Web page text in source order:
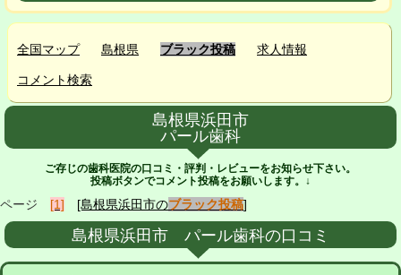
全国マップ 島根県 ブラック投稿 求人情報
コメント検索
島根県浜田市
パール歯科
ご存じの歯科医院の口コミ・評判・レビューをお知らせ下さい。
投稿ボタンでコメント投稿をお願いします。↓
ページ [1] [島根県浜田市のブラック投稿]
島根県浜田市 パール歯科の口コミ